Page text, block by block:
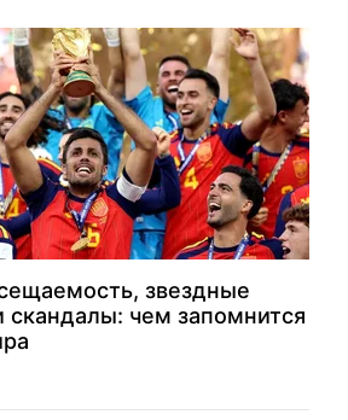
звездные
чем запомнится